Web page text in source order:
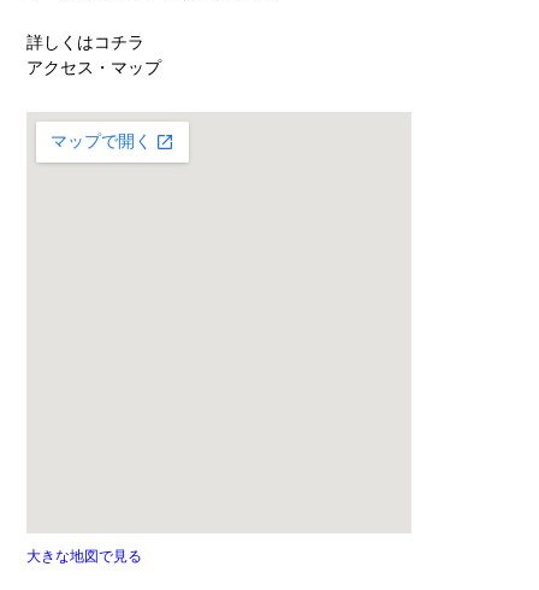
詳しくはコチラ
アクセス・マップ
大きな地図で見る